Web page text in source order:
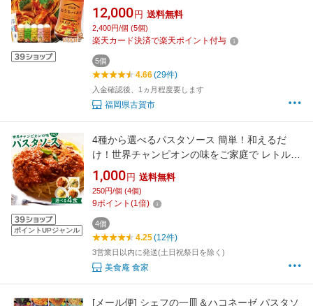
ス スパゲッティ 食べ比べ 調味料 ドレッシング
ボトルタイプ 送料無料
12,000 円 送料無料
2,400円/個 (5個)
楽天カード決済で楽天ポイント付与
5個
4.66(29件)
入金確認後、1ヵ月程度要します
福岡県古賀市
ポイントUPジャンル
4種から選べるパスタソース 簡単！和えるだ
け！世界チャンピオンの味をご家庭で レトルト
ミートソース カルボナーラ クリームソース ナ
ポリタン マルコパスタ パスタ 簡単 あえるだけ
選べる スパゲッティ あえるパスタソース
1,000 円 送料無料
250円/個 (4個)
9ポイント (1倍)
4個
4.25(12件)
3営業日以内に発送(土日祝祭日を除く)
美食庵 食家
[メール便] シェフの一皿＆ハコネーゼ パスタソ